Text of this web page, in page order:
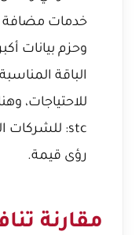
وحزم بيانات
الباقة
للاحتياجات،
stc: للشركات الصغيرة مقابل الكبيرة
رؤى قيمة.